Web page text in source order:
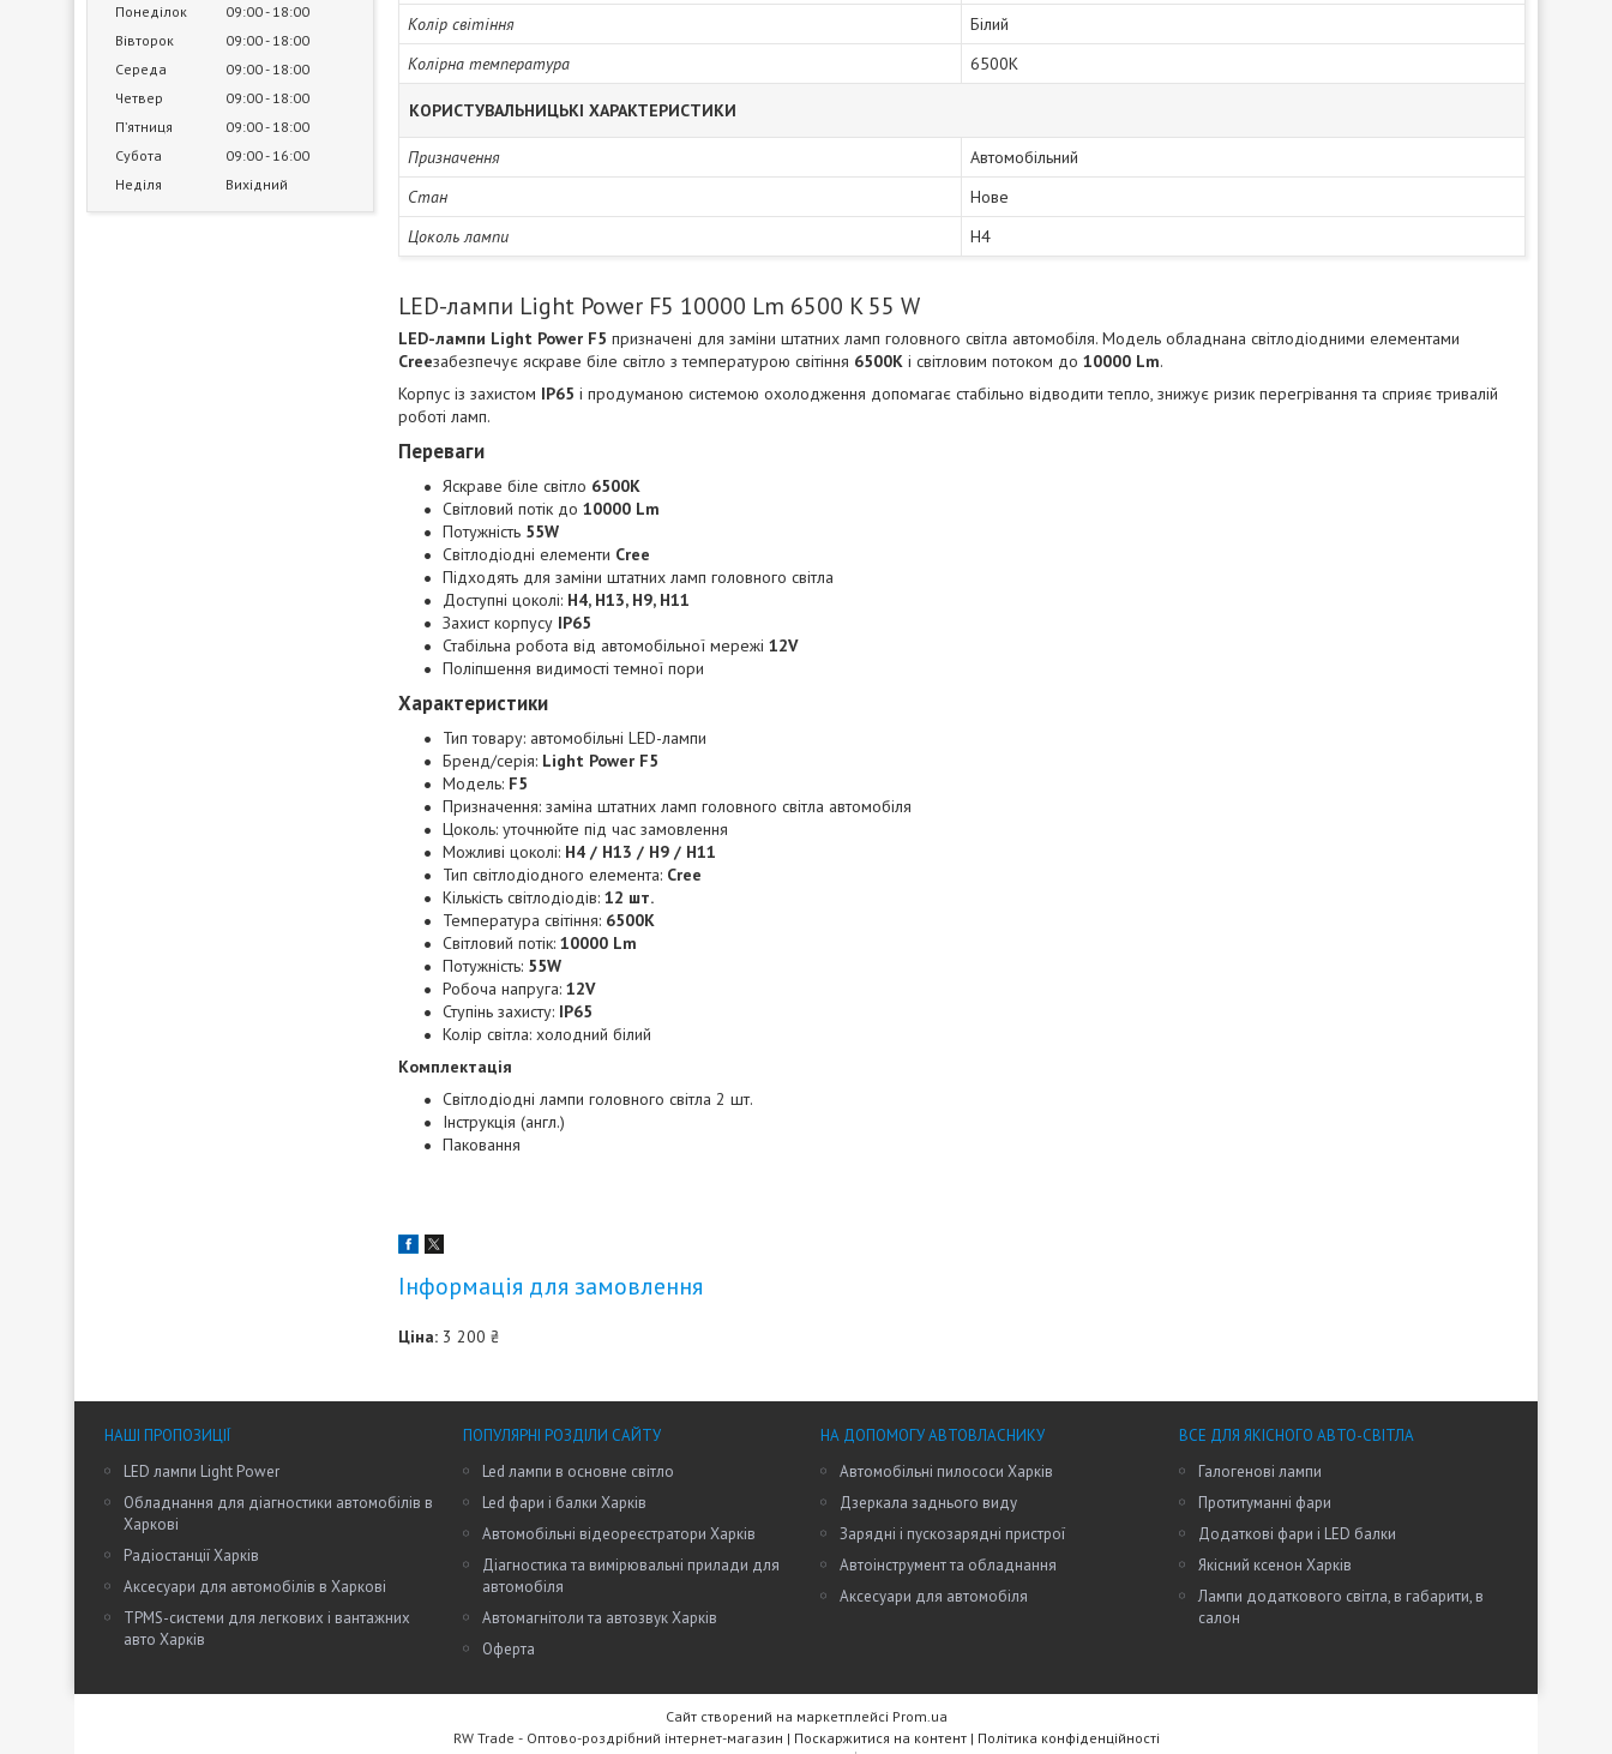
Понеділок 09:00 18:00
Вівторок
09:00 18:00
Середа
09:00 18:00
Четвер
09:00 18:00
Пʼятниця
09:00 18:00
Субота
09:00 16:00
Неділя
Вихідний
Колір світіння
Білий
Колірна температура
6500K
КОРИСТУВАЛЬНИЦЬКІ ХАРАКТЕРИСТИКИ
Призначення
Автомобільний
Стан
Нове
Цоколь лампи
H4
LED-лампи Light Power F5 10000 Lm 6500 K 55 W
LED-лампи Light Power F5 призначені для заміни штатних ламп головного світла автомобіля. Модель обладнана світлодіодними елементами
Creeзабезпечує яскраве біле світло з температурою світіння 6500K і світловим потоком до 10000 Lm.
Корпус із захистом IP65 і продуманою системою охолодження допомагає стабільно відводити тепло, знижує ризик перегрівання та сприяє тривалій
роботі ламп.
Переваги
Яскраве біле світло 6500K
Світловий потік до 10000 Lm
Потужність 55W
Світлодіодні елементи Cree
Підходять для заміни штатних ламп головного світла
Доступні цоколі: H4, H13, H9, H11
Захист корпусу IP65
Стабільна робота від автомобільної мережі 12V
Поліпшення видимості темної пори
Характеристики
Тип товару: автомобільні LED-лампи
Бренд/серія: Light Power F5
Модель: F5
Призначення: заміна штатних ламп головного світла автомобіля
Цоколь: уточнюйте під час замовлення
Можливі цоколі: H4 / H13 / H9 / H11
Тип світлодіодного елемента: Cree
Кількість світлодіодів: 12 шт.
Температура світіння: 6500K
Світловий потік: 10000 Lm
Потужність: 55W
Робоча напруга: 12V
Ступінь захисту: IP65
Колір світла: холодний білий
Комплектація
Світлодіодні лампи головного світла 2 шт.
Інструкція (англ.)
Паковання
Інформація для замовлення
Ціна: 3 200 ₴
НАШІ ПРОПОЗИЦІЇ
LED лампи Light Power
Обладнання для діагностики автомобілів в
Харкові
Радіостанції Харків
Аксесуари для автомобілів в Харкові
TPMS-системи для легкових і вантажних
авто Харків
ПОПУЛЯРНІ РОЗДІЛИ САЙТУ
Led лампи в основне світло
Led фари і балки Харків
Автомобільні відеореєстратори Харків
Діагностика та вимірювальні прилади для
автомобіля
Автомагнітоли та автозвук Харків
Оферта
НА ДОПОМОГУ АВТОВЛАСНИКУ
Автомобільні пилососи Харків
Дзеркала заднього виду
Зарядні і пускозарядні пристрої
Автоінструмент та обладнання
Аксесуари для автомобіля
ВСЕ ДЛЯ ЯКІСНОГО АВТО-СВІТЛА
Галогенові лампи
Протитуманні фари
Додаткові фари і LED балки
Якісний ксенон Харків
Лампи додаткового світла, в габарити, в
салон
Сайт створений на маркетплейсі Prom.ua
RW Trade - Оптово-роздрібний інтернет-магазин | Поскаржитися на контент | Політика конфіденційності